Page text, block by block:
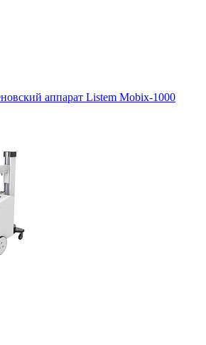
аппарат Listem Mobix-1000